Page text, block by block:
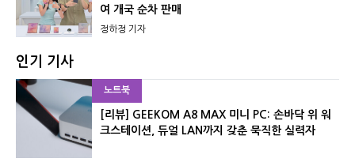
여 개국 순차 판매
정하정 기자
인기 기사
노트북
[리뷰] GEEKOM A8 MAX 미니 PC: 손바닥 위 워
크스테이션, 듀얼 LAN까지 갖춘 묵직한 실력자